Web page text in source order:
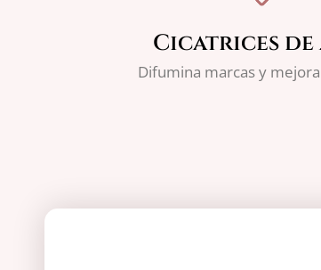
Cicatrices de
Difumina marcas y